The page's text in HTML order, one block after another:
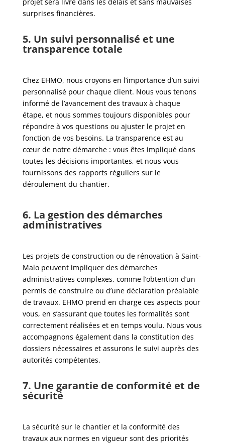
surprises financières.
5. Un suivi personnalisé et une
transparence totale
Chez EHMO, nous croyons en l’importance d’un suivi
personnalisé pour chaque client. Nous vous tenons
informé de l’avancement des travaux à chaque
étape, et nous sommes toujours disponibles pour
répondre à vos questions ou ajuster le projet en
fonction de vos besoins. La transparence est au
cœur de notre démarche : vous êtes impliqué dans
toutes les décisions importantes, et nous vous
fournissons des rapports réguliers sur le
déroulement du chantier.
6. La gestion des démarches
administratives
Les projets de construction ou de rénovation à Saint-
Malo peuvent impliquer des démarches
administratives complexes, comme l’obtention d’un
permis de construire ou d’une déclaration préalable
de travaux. EHMO prend en charge ces aspects pour
vous, en s’assurant que toutes les formalités sont
correctement réalisées et en temps voulu. Nous vous
accompagnons également dans la constitution des
dossiers nécessaires et assurons le suivi auprès des
autorités compétentes.
7. Une garantie de conformité et de
sécurité
La sécurité sur le chantier et la conformité des
travaux aux normes en vigueur sont des priorités